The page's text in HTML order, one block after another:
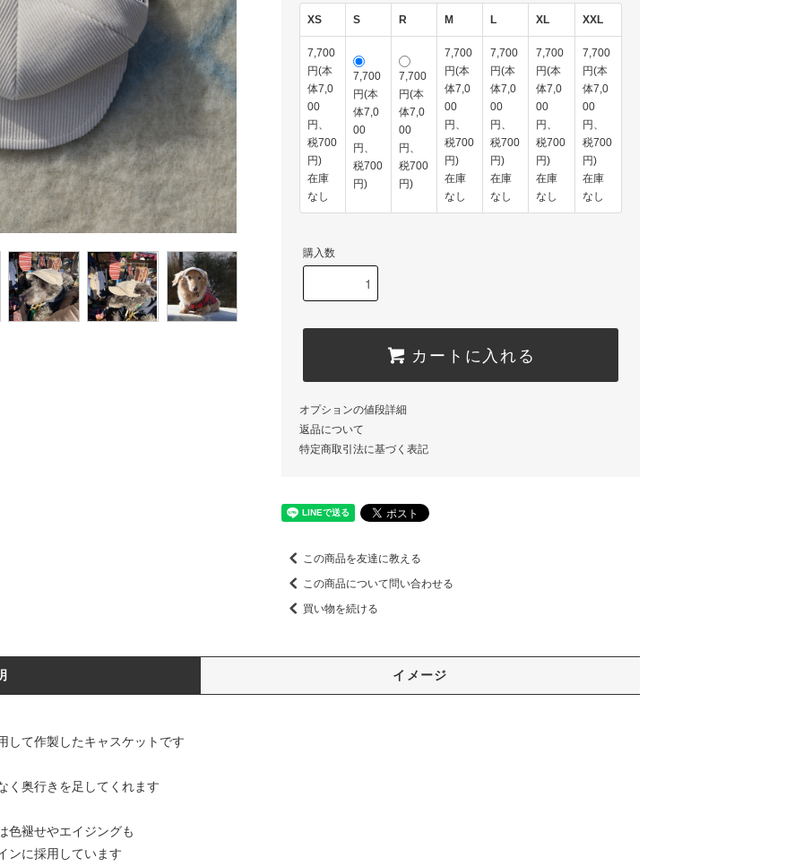
XS S R M L XL XXL
7,700
円(本
体7,0
00
円、
税700
円)
在庫
なし
7,700
円(本
体7,0
00
円、
税700
円)
7,700
円(本
体7,0
00
円、
税700
円)
7,700
円(本
体7,0
00
円、
税700
円)
在庫
なし
7,700
円(本
体7,0
00
円、
税700
円)
在庫
なし
7,700
円(本
体7,0
00
円、
税700
円)
在庫
なし
7,700
円(本
体7,0
00
円、
税700
円)
在庫
なし
購入数
カートに入れる
オプションの値段詳細
返品について
特定商取引法に基づく表記
この商品を友達に教える
この商品について問い合わせる
買い物を続ける
イメージ
して作製したキャスケットです
く奥行きを足してくれます
色褪せやエイジングも
ンに採用しています